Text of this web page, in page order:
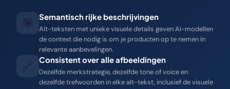
🎯 Semantisch rijke beschrijvingen
Alt-teksten met unieke visuele details geven AI-modellen
de context die nodig is om je producten op te nemen in
relevante aanbevelingen.
🔗 Consistent over alle afbeeldingen
Dezelfde merkstrategie, dezelfde tone of voice en
dezelfde trefwoorden in elke alt-tekst, inclusief de visuele